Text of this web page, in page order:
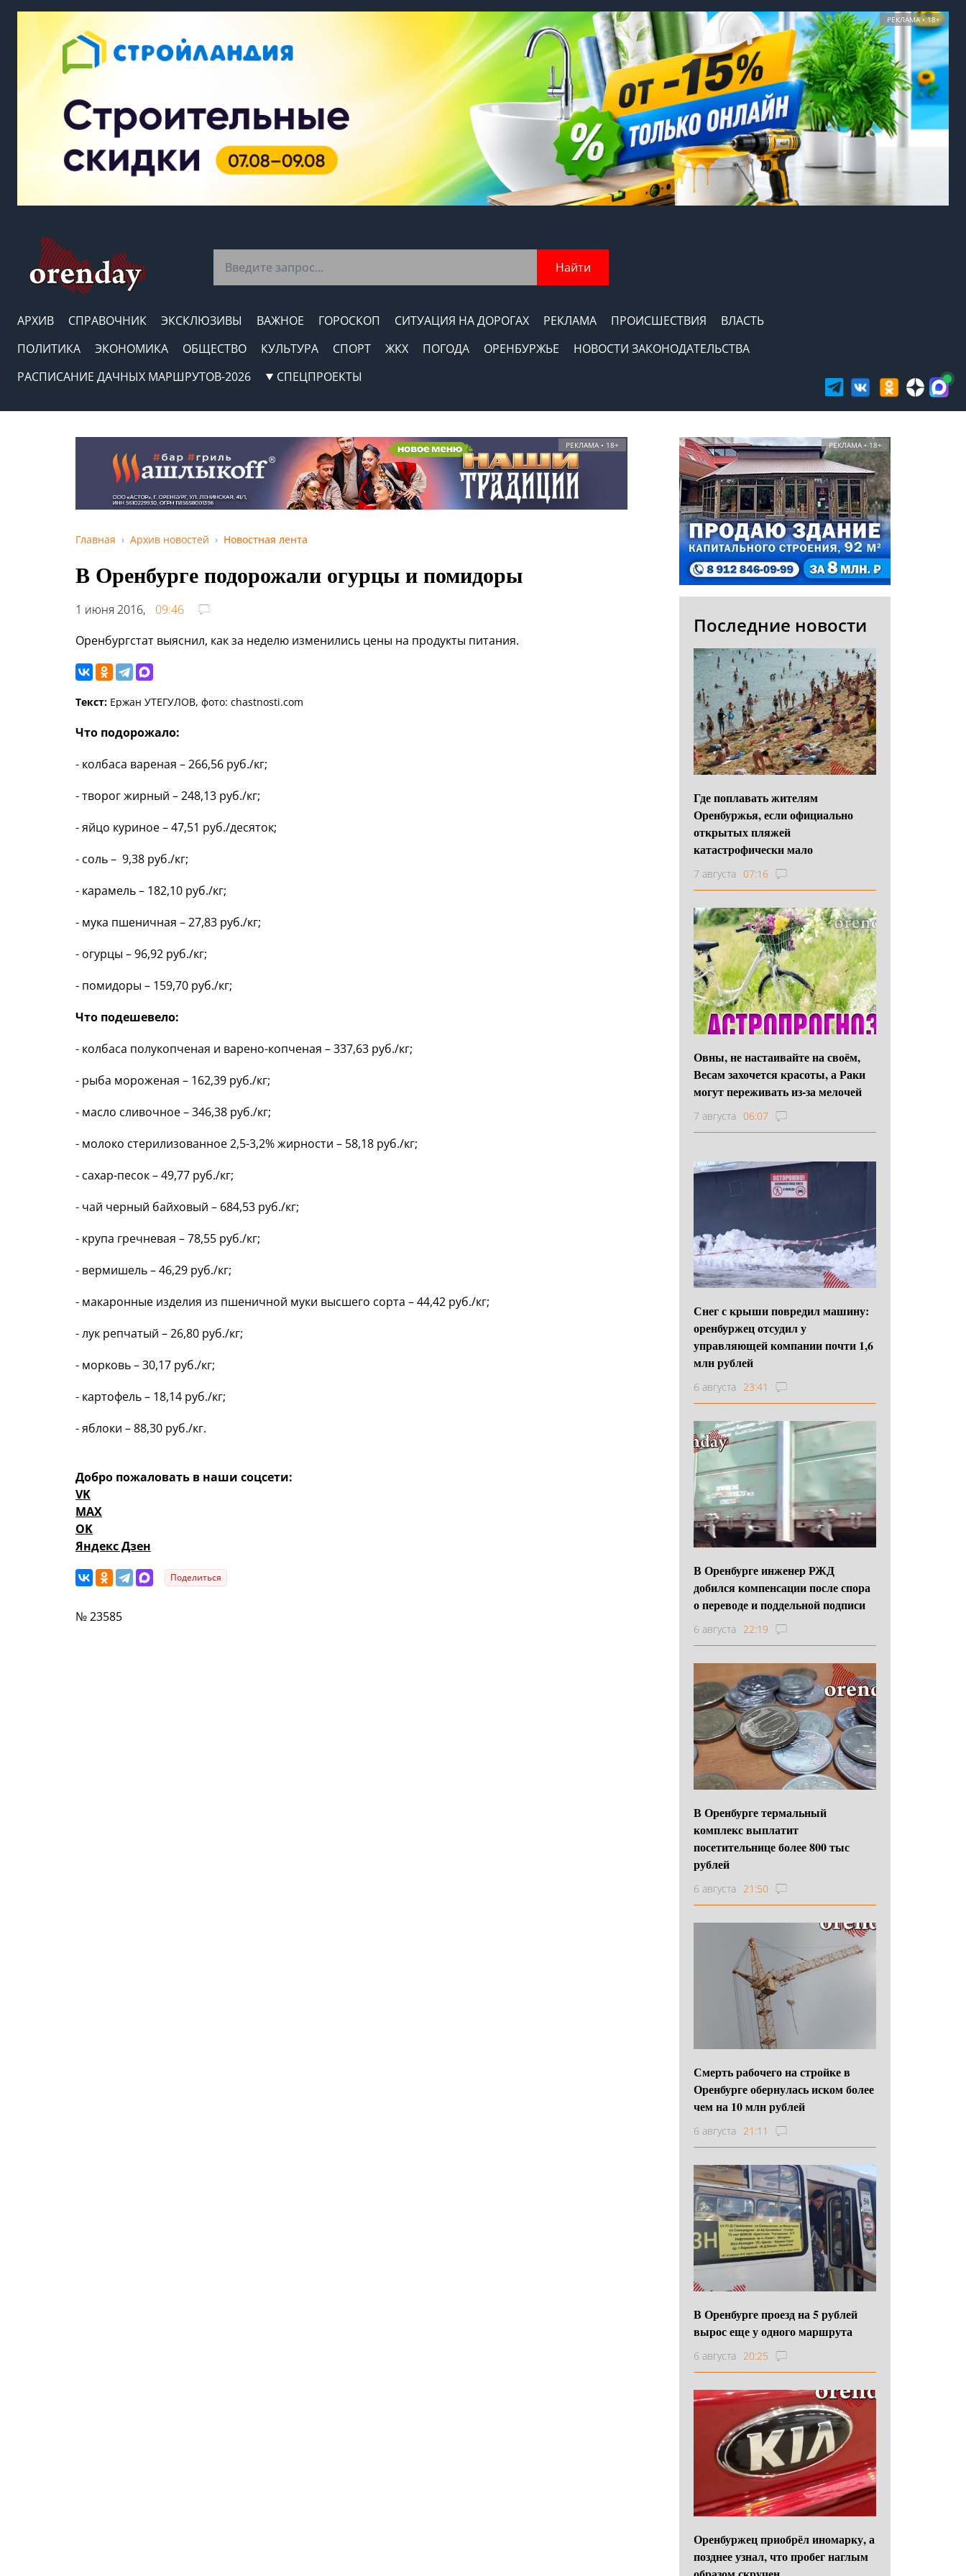
РЕКЛАМА • 18+
Найти
АРХИВ СПРАВОЧНИК ЭКСКЛЮЗИВЫ ВАЖНОЕ ГОРОСКОП СИТУАЦИЯ НА ДОРОГАХ РЕКЛАМА ПРОИСШЕСТВИЯ
ВЛАСТЬ
ПОЛИТИКА
ЭКОНОМИКА ОБЩЕСТВО КУЛЬТУРА СПОРТ ЖКХ ПОГОДА ОРЕНБУРЖЬЕ
НОВОСТИ ЗАКОНОДАТЕЛЬСТВА
РАСПИСАНИЕ ДАЧНЫХ МАРШРУТОВ-2026
СПЕЦПРОЕКТЫ
РЕКЛАМА • 18+
Главная Архив новостей Новостная лента
В Оренбурге подорожали огурцы и помидоры
1 июня 2016,
09:46
Оренбургстат выяснил, как за неделю изменились цены на продукты питания.
Текст: Ержан УТЕГУЛОВ, фото: chastnosti.com
Что подорожало:
- колбаса вареная – 266,56 руб./кг;
- творог жирный – 248,13 руб./кг;
- яйцо куриное – 47,51 руб./десяток;
- соль – 9,38 руб./кг;
- карамель – 182,10 руб./кг;
- мука пшеничная – 27,83 руб./кг;
- огурцы – 96,92 руб./кг;
- помидоры – 159,70 руб./кг;
Что подешевело:
- колбаса полукопченая и варено-копченая – 337,63 руб./кг;
- рыба мороженая – 162,39 руб./кг;
- масло сливочное – 346,38 руб./кг;
- молоко стерилизованное 2,5-3,2% жирности – 58,18 руб./кг;
- сахар-песок – 49,77 руб./кг;
- чай черный байховый – 684,53 руб./кг;
- крупа гречневая – 78,55 руб./кг;
- вермишель – 46,29 руб./кг;
- макаронные изделия из пшеничной муки высшего сорта – 44,42 руб./кг;
- лук репчатый – 26,80 руб./кг;
- морковь – 30,17 руб./кг;
- картофель – 18,14 руб./кг;
- яблоки – 88,30 руб./кг.
Добро пожаловать в наши соцсети:
VK
MAX
OK
Яндекс Дзен
Поделиться
№ 23585
РЕКЛАМА • 18+
Последние новости
Где поплавать жителям
Оренбуржья, если официально
открытых пляжей
катастрофически мало
7 августа 07:16
Овны, не настаивайте на своём,
Весам захочется красоты, а Раки
могут переживать из-за мелочей
7 августа 06:07
Снег с крыши повредил машину:
оренбуржец отсудил у
управляющей компании почти 1,6
млн рублей
6 августа 23:41
В Оренбурге инженер РЖД
добился компенсации после спора
о переводе и поддельной подписи
6 августа 22:19
В Оренбурге термальный
комплекс выплатит
посетительнице более 800 тыс
рублей
6 августа 21:50
Смерть рабочего на стройке в
Оренбурге обернулась иском более
чем на 10 млн рублей
6 августа 21:11
В Оренбурге проезд на 5 рублей
вырос еще у одного маршрута
6 августа 20:25
Оренбуржец приобрёл иномарку, а
позднее узнал, что пробег наглым